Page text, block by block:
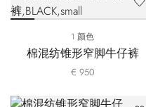
1 颜色
棉混纺锥形窄脚牛仔裤
€ 950